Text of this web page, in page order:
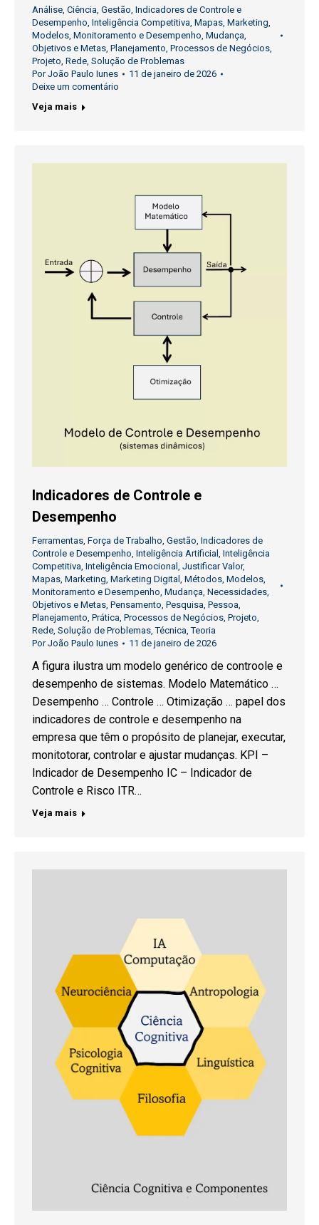
Análise Ciência Gestão Indicadores de Controle e
Desempenho Inteligência Competitiva Mapas Marketing
Modelos Monitoramento e Desempenho Mudança
Objetivos e Metas Planejamento Processos de Negócios
Projeto Rede Solução de Problemas
PorJoão Paulo Iunes
11 de janeiro de 2026
Deixe um comentário
Veja mais
Indicadores de Controle e
Desempenho
Ferramentas Força de Trabalho Gestão Indicadores de
Controle e Desempenho Inteligência Artificial
Inteligência
Competitiva Inteligência Emocional Justificar Valor,
Mapas Marketing Marketing Digital Métodos Modelos
Monitoramento e Desempenho Mudança Necessidades
Objetivos e Metas Pensamento Pesquisa Pessoa
Planejamento Prática Processos de Negócios Projeto
Rede Solução de Problemas ,Técnica ,Teoria
PorJoão Paulo Iunes 11 de janeiro de 2026
A figura ilustra um modelo genérico de controole e
desempenho de sistemas. Modelo Matemático …
Desempenho … Controle … Otimização … papel dos
indicadores de controle e desempenho na
empresa que têm o propósito de planejar, executar,
monitotorar, controlar e ajustar mudanças. KPI –
Indicador de Desempenho IC – Indicador de
Controle e Risco ITR…
Veja mais